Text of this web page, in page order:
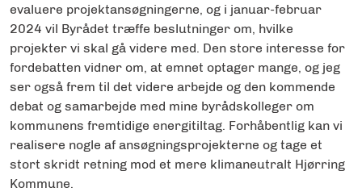
evaluere projektansøgningerne, og i januar-februar
2024 vil Byrådet træffe beslutninger om, hvilke
projekter vi skal gå videre med. Den store interesse for
fordebatten vidner om, at emnet optager mange, og jeg
ser også frem til det videre arbejde og den kommende
debat og samarbejde med mine byrådskolleger om
kommunens fremtidige energitiltag. Forhåbentlig kan vi
realisere nogle af ansøgningsprojekterne og tage et
stort skridt retning mod et mere klimaneutralt Hjørring
Kommune.